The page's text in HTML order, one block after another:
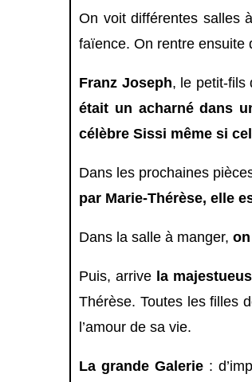
On voit différentes salles
faïence. On rentre ensuite
Franz Joseph, le petit-fils
était un acharné dans
célèbre Sissi même si
Dans les prochaines
par Marie-Thérèse, elle
Dans la salle à manger,
Puis, arrive la
Thérèse. Toutes les filles
l’amour de sa vie.
La grande Galerie: